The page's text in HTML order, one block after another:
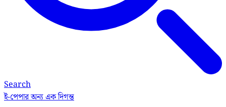
Search
ই-পেপারঅন্য এক দিগন্ত